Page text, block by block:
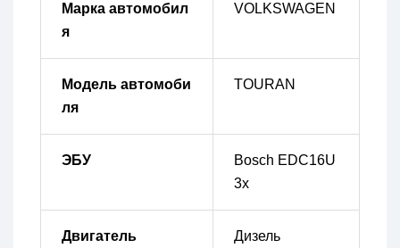
Марка автомобил
я
VOLKSWAGEN
Модель автомоби
ля
TOURAN
ЭБУ
Bosch EDC16U
3x
Двигатель Дизель